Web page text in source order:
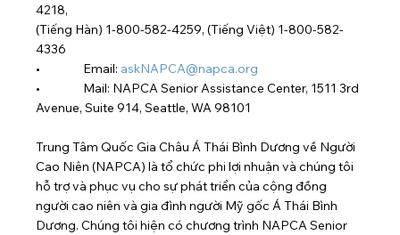
4218,
(Tiếng Hàn) 1-800-582-4259, (Tiếng Việt) 1-800-582-
4336
•                Email: askNAPCA@napca.org
•                Mail: NAPCA Senior Assistance Center, 1511 3rd
Avenue, Suite 914, Seattle, WA 98101
Trung Tâm Quốc Gia Châu Á Thái Bình Dương về Người
Cao Niên (NAPCA) là tổ chức phi lợi nhuận và chúng tôi
hỗ trợ và phục vụ cho sự phát triển của cộng đồng
người cao niên và gia đình người Mỹ gốc Á Thái Bình
Dương. Chúng tôi hiện có chương trình NAPCA Senior